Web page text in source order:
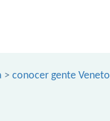
> conocer gente Veneto